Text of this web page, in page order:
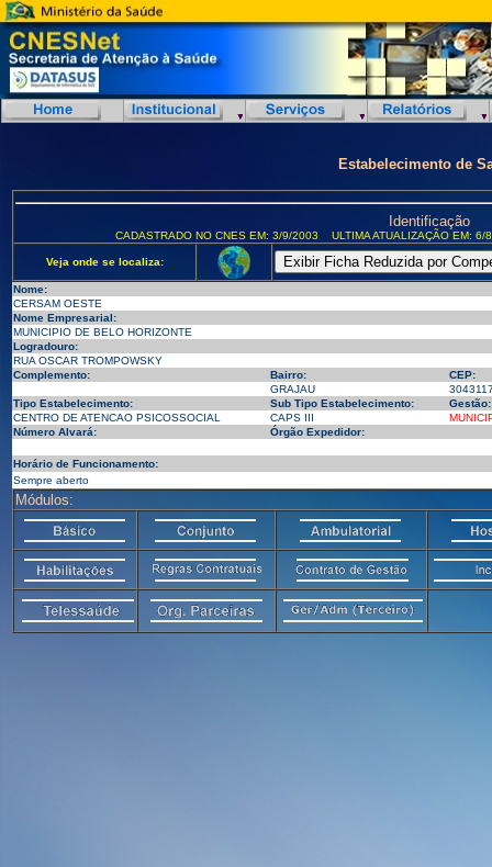
Estabelecimento de
Identificação
CADASTRADO NO CNES EM: 3/9/2003 ULTIMA ATUALIZAÇÃO EM:
Veja onde se localiza:
Nome:
CERSAM OESTE
Nome Empresarial:
MUNICIPIO DE BELO HORIZONTE
Logradouro:
RUA OSCAR TROMPOWSKY
Complemento:
Bairro:
CEP:
GRAJAU
Tipo Estabelecimento:
Sub Tipo Estabelecimento:
Gestão:
CENTRO DE ATENCAO PSICOSSOCIAL
CAPS III
Número Alvará:
Órgão Expedidor:
Horário de Funcionamento:
Sempre aberto
Módulos: